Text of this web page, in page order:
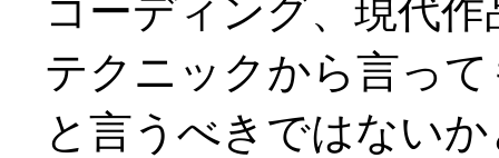
コーディング、現代
テクニックから言っ
と言うべきではない